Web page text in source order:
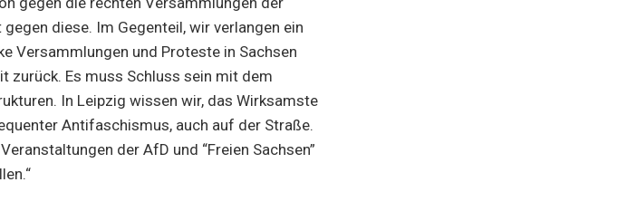
diese. Im Gegenteil, wir verlangen ein
Versammlungen und Proteste in Sachsen
zurück. Es muss Schluss sein mit dem
In Leipzig wissen wir, das Wirksamste
Antifaschismus, auch auf der Straße.
der AfD und “Freien Sachsen”